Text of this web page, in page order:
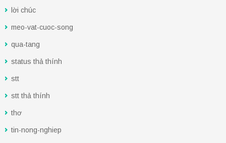
lời chúc
meo-vat-cuoc-song
qua-tang
status thả thính
stt
stt thả thính
thơ
tin-nong-nghiep